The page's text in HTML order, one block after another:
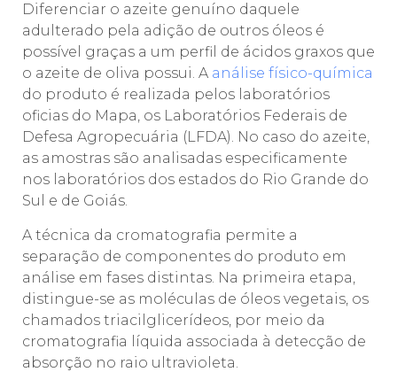
Diferenciar o azeite genuíno daquele
adulterado pela adição de outros óleos é
possível graças a um perfil de ácidos graxos que
o azeite de oliva possui. A análise físico-química
do produto é realizada pelos laboratórios
oficias do Mapa, os Laboratórios Federais de
Defesa Agropecuária (LFDA). No caso do azeite,
as amostras são analisadas especificamente
nos laboratórios dos estados do Rio Grande do
Sul e de Goiás.
A técnica da cromatografia permite a
separação de componentes do produto em
análise em fases distintas. Na primeira etapa,
distingue-se as moléculas de óleos vegetais, os
chamados triacilglicerídeos, por meio da
cromatografia líquida associada à detecção de
absorção no raio ultravioleta.